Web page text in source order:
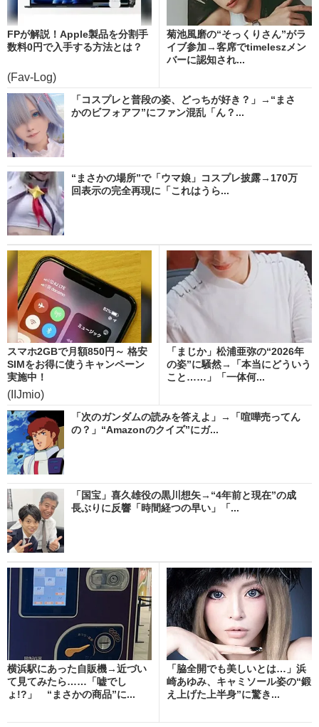
FPが解説！Apple製品を分割手
数料0円で入手する方法とは？
(Fav-Log)
菊池風磨の“そっくりさん”がラ
イブ参加→客席でtimeleszメン
バーに認知され...
「コスプレと普段の姿、どっちが好き？」→“まさ
かのビフォアフ”にファン混乱「ん？...
“まさかの場所”で「ウマ娘」コスプレ披露→170万
回表示の完全再現に「これはうら...
スマホ2GBで月額850円～ 格安
SIMをお得に使うキャンペーン
実施中！
(IIJmio)
「まじか」松浦亜弥の“2026年
の姿”に騒然→「本当にどういう
こと……」「一体何...
「次のガンダムの読みを答えよ」→「喧嘩売ってん
の？」“Amazonのクイズ”にガ...
「国宝」喜久雄役の黒川想矢→“4年前と現在”の成
長ぶりに反響「時間経つの早い」「...
横浜駅にあった自販機→近づい
て見てみたら……「嘘でし
ょ!?」 “まさかの商品”に...
「脇全開でも美しいとは…」浜
崎あゆみ、キャミソール姿の“鍛
え上げた上半身”に驚き...